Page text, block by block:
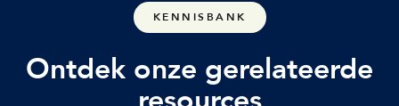
KENNISBANK
Ontdek onze gerelateerde